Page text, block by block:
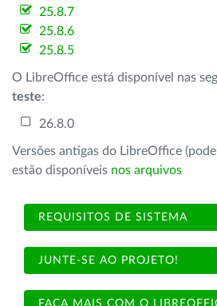
25.8.7
25.8.6
25.8.5
O LibreOffice está disponível nas
teste:
26.8.0
Versões antigas do LibreOffice
estão disponíveis nos arquivos
REQUISITOS DE SISTEMA
JUNTE-SE AO PROJETO!
FAÇA MAIS COM O